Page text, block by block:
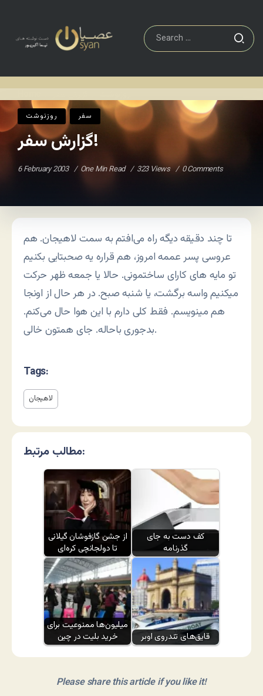
روزنوشت سفر
گزارش سفر!
6 February 2003 One Min Read 323 Views 0 Comments
تا چند دقیقه دیگه راه می‌افتم به سمت لاهیجان. هم
عروسی پسر عممه امروز، هم قراره یه صحبتایی بکنیم
تو مایه های کارای ساختمونی. حالا یا جمعه ظهر حرکت
میکنیم واسه برگشت، یا شنبه صبح. در هر حال از اونجا
هم مینویسم. فقط کلی دارم با این هوا حال می‌کنم.
بدجوری باحاله. جای همتون خالی.
Tags:
لاهیجان
مطالب مرتبط:
از جشن گازفوشان گیلانی
تا دولجانچی کره‌ای
کف دست به جای
گذرنامه
میلیون‌ها ممنوعیت برای
خرید بلیت در چین
قایق‌های تندروی اوبر
Please share this article if you like it!